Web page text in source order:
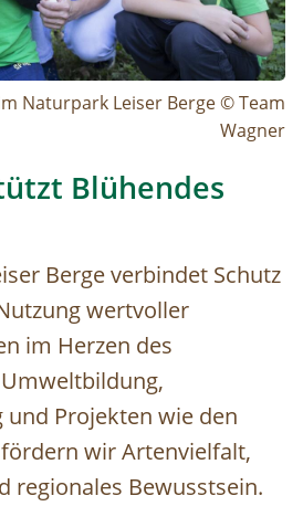
Naturpark Leiser Berge © Team
Wagner
Blühendes
Berge verbindet Schutz
wertvoller
im Herzen des
und Projekten wie den
fördern wir Artenvielfalt,
regionales Bewusstsein.